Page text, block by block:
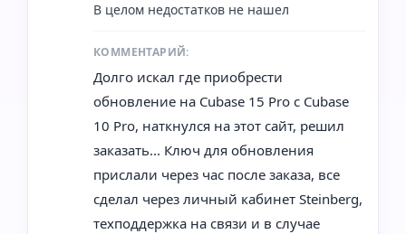
В целом недостатков не нашел
КОММЕНТАРИЙ:
Долго искал где приобрести
обновление на Cubase 15 Pro с Cubase
10 Pro, наткнулся на этот сайт, решил
заказать... Ключ для обновления
прислали через час после заказа, все
сделал через личный кабинет Steinberg,
техподдержка на связи и в случае